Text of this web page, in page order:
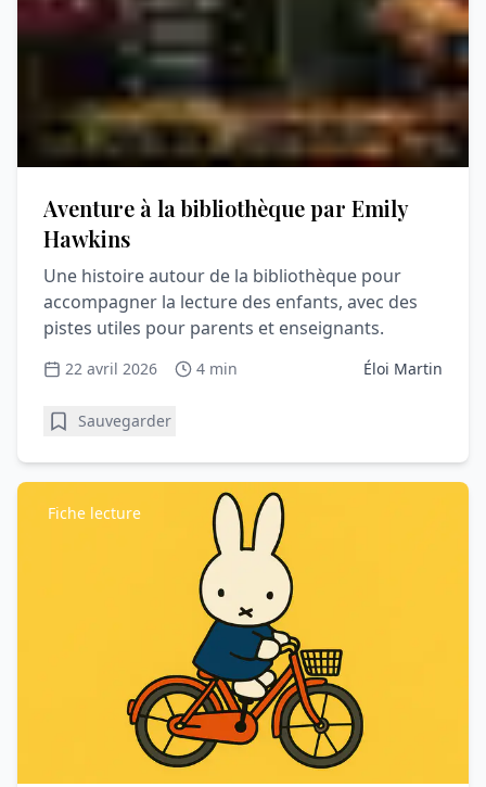
Aventure à la bibliothèque par Emily
Hawkins
Une histoire autour de la bibliothèque pour
accompagner la lecture des enfants, avec des
pistes utiles pour parents et enseignants.
22 avril 2026 4 min Éloi Martin
Sauvegarder
Fiche lecture